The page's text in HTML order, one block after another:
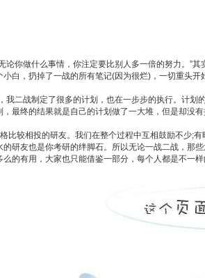
你做什么事情，你注定要比别人多一倍的努力。”
白，扔掉了一战的所有笔记(因为很烂)，一切重头开
战制定了很多的计划，也在一步步的执行。计划
最终的结果就是自己的计划做了一大堆，但是却没有
较相投的研友。我们在整个过程中互相鼓励不少;
研友也是你考研的绊脚石。所以无论一战二战，那
有用，大家也只能借鉴一部分，每个人都是不一